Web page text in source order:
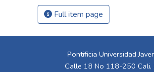
Full item page
Pontificia Universidad
Calle 18 No 118-250 Cali,